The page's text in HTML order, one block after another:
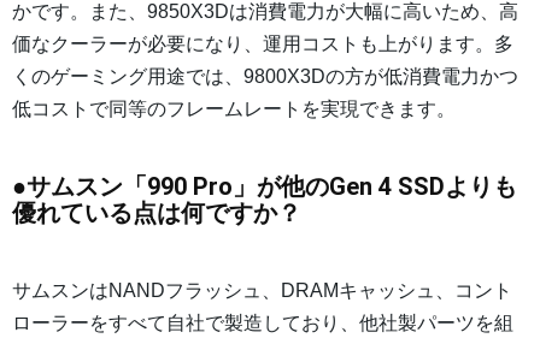
かです。また、9850X3Dは消費電力が大幅に高いため、高
価なクーラーが必要になり、運用コストも上がります。多
くのゲーミング用途では、9800X3Dの方が低消費電力かつ
低コストで同等のフレームレートを実現できます。
●サムスン「990 Pro」が他のGen 4 SSDよりも
優れている点は何ですか？
サムスンはNANDフラッシュ、DRAMキャッシュ、コント
ローラーをすべて自社で製造しており、他社製パーツを組